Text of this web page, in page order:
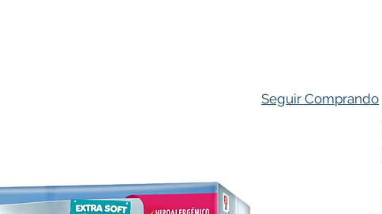
Seguir Comprando